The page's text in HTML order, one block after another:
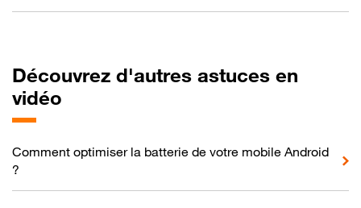
Découvrez d'autres astuces en
vidéo
Comment optimiser la batterie de votre mobile Android
?